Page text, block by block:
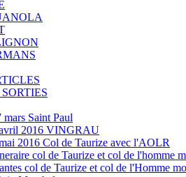
mars Saint Paul
2016 VINGRAU
2016 Col de Taurize avec l'AOLR
col de Taurize et col de l'homme
col de Taurize et col de l'Homme